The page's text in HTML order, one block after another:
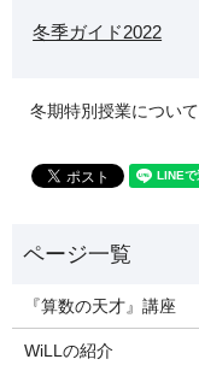
冬季ガイド2022
冬期特別授業について
『算数の天才』講座
WiLLの紹介